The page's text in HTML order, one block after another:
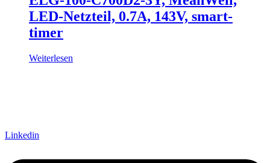
Eingang Anschluss
einstellbar
passiv
Schnittstelle
LED-Netzteil, 0.7A, 143V, smart-
timer
Weiterlesen
Linkedin